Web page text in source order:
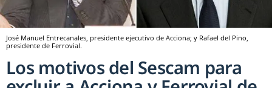
José Manuel Entrecanales, presidente ejecutivo de Acciona; y Rafael del Pino,
presidente de Ferrovial.
Los motivos del Sescam para